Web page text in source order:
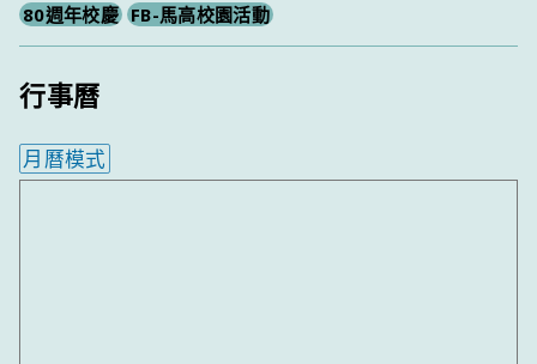
80週年校慶 FB-馬高校園活動
行事曆
月曆模式